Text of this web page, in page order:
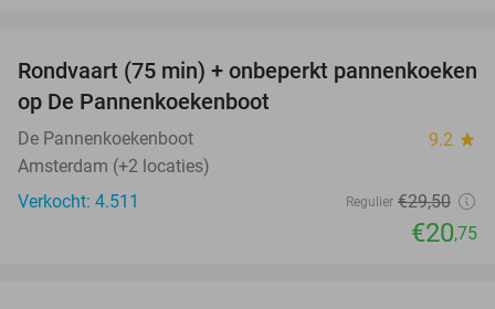
30%
Rondvaart (75 min) + onbeperkt pannenkoeken
op De Pannenkoekenboot
De Pannenkoekenboot 9.2 star
Amsterdam (+2 locaties)
Verkocht: 4.511
Regulier €29,50
€20,75